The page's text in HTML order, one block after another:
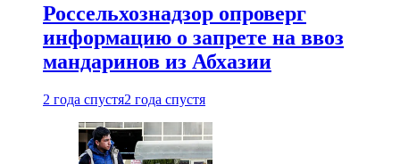
Россельхознадзор опроверг
информацию о запрете на ввоз
мандаринов из Абхазии
2 года спустя2 года спустя